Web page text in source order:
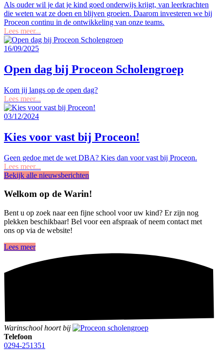
Als ouder wil je dat je kind goed onderwijs krijgt, van leerkrachten
die weten wat ze doen en blijven groeien. Daarom investeren we bij
Proceon continu in de ontwikkeling van onze teams.
Lees meer...
16/09/2025
Open dag bij Proceon Scholengroep
Kom jij langs op de open dag?
Lees meer...
03/12/2024
Kies voor vast bij Proceon!
Geen gedoe met de wet DBA? Kies dan voor vast bij Proceon.
Lees meer...
Bekijk alle nieuwsberichten
Welkom op de Warin!
Bent u op zoek naar een fijne school voor uw kind? Er zijn nog
plekken beschikbaar! Bel voor een afspraak of neem contact met
ons op via de website!
Lees meer
Warinschool hoort bij
Telefoon
0294-251351